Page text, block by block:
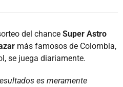
del chance Super Astro
más famosos de Colombia,
se juega diariamente.
es meramente